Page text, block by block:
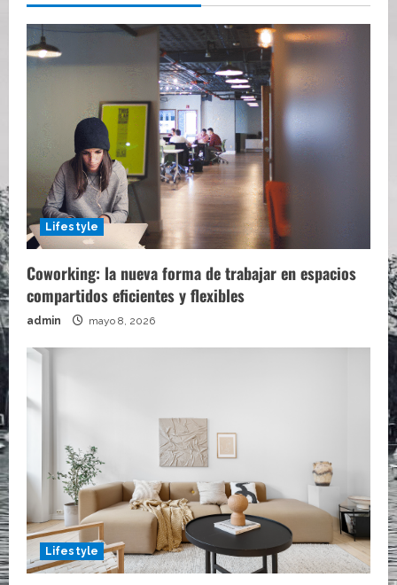
Lifestyle
Coworking: la nueva forma de trabajar en espacios
compartidos eficientes y flexibles
admin mayo 8, 2026
Lifestyle